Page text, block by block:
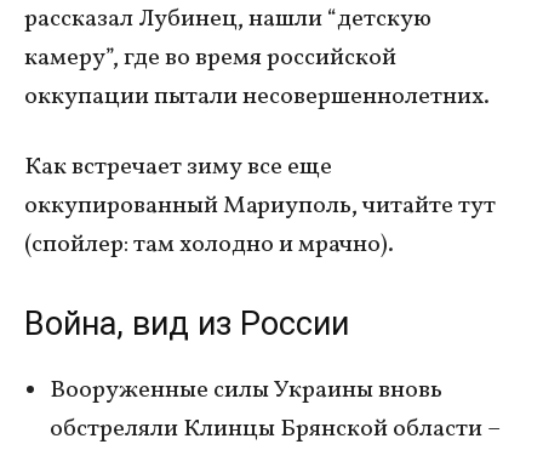
рассказал Лубинец, нашли “детскую
камеру”, где во время российской
оккупации пытали несовершеннолетних.
Как встречает зиму все еще
оккупированный Мариуполь, читайте тут
(спойлер: там холодно и мрачно).
Война, вид из России
Вооруженные силы Украины вновь
обстреляли Клинцы Брянской области –